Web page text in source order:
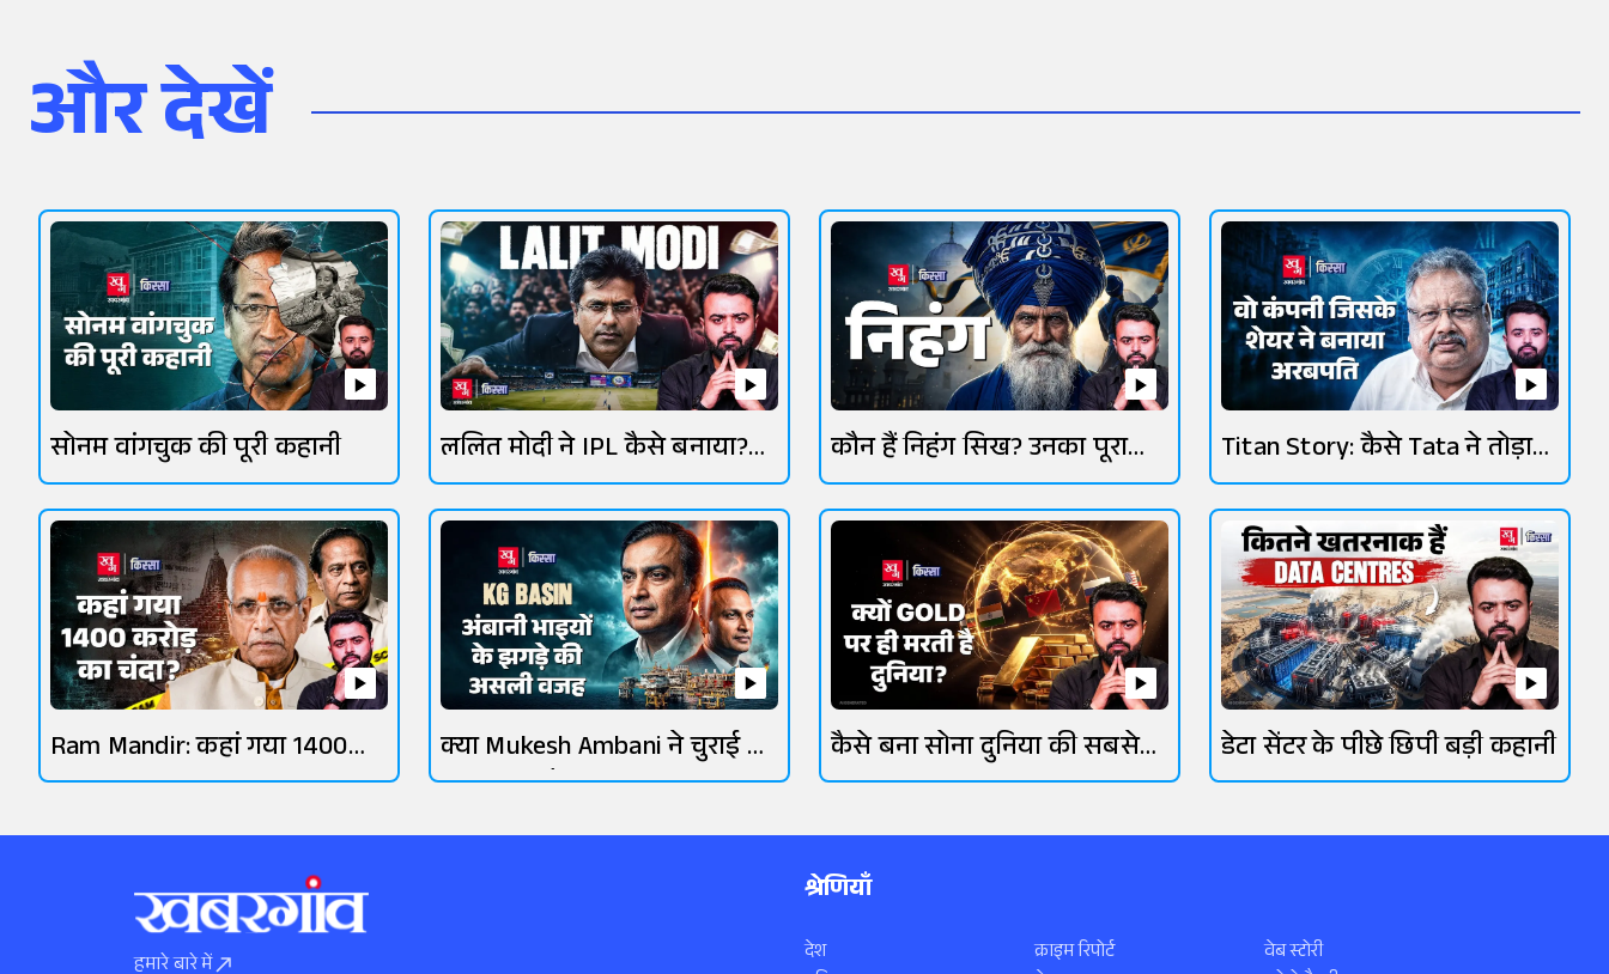
और देखें
सोनम वांगचुक की पूरी कहानी
ललित मोदी ने IPL कैसे बनाया?
जानिए
कौन हैं निहंग सिख? उनका पूरा
इतिहास जानिए
Titan Story: कैसे Tata ने तोड़ा
HMT का घमंड?
Ram Mandir: कहां गया 1400
करोड़ का चंदा?
क्या Mukesh Ambani ने चुराई थी
ONGC की गैस?
कैसे बना सोना दुनिया की सबसे
कीमती धातु?
डेटा सेंटर के पीछे छिपी बड़ी कहानी
हमारे बारे में
श्रेणियाँ
देश
क्राइम रिपोर्ट
वेब स्टोरी